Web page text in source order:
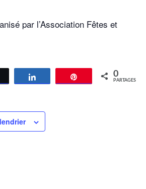
par l’Association Fêtes et
Épingle 0
PARTAGES